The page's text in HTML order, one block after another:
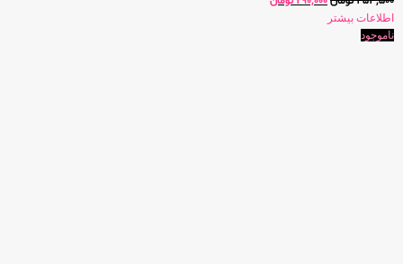
اطلاعات بیشتر
ناموجود